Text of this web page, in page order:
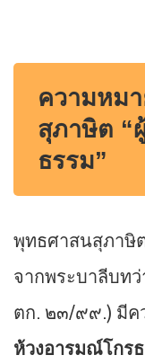
ความหม
สุภาษิต “
ธรรม”
พุทธศาสนสุภาษิ
จากพระบาลีบทว่
ตก. ๒๓/๙๙.) มีค
ห้วงอารมณ์โกร